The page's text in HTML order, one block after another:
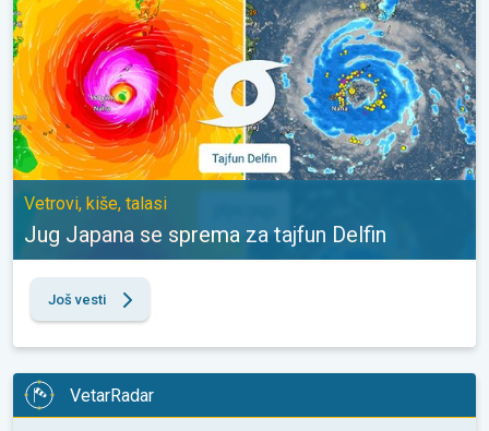
Vetrovi, kiše, talasi
Jug Japana se sprema za tajfun Delfin
Još vesti
VetarRadar